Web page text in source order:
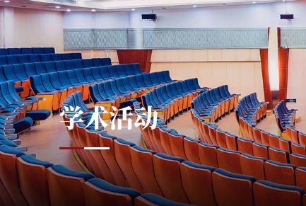
学术活动